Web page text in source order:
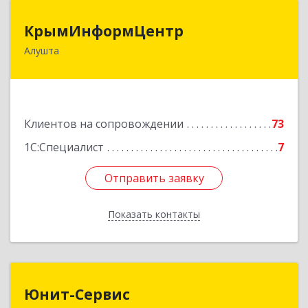
КрымИнформЦентр
Алушта
Клиентов на сопровождении
73
1С:Специалист
7
Отправить заявку
Показать контакты
298500, Крым Респ, Алушта г, Горького ул, дом
Отправить заявку
Назад
Юнит-Сервис